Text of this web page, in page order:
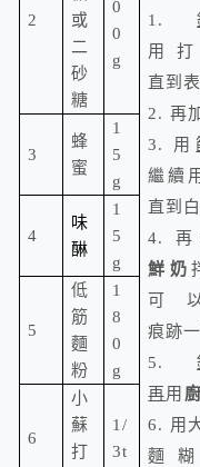
1.
用
直到
2. 再
3. 用
繼續
直到
4.
鮮奶
可
痕跡
5.
再用
6. 用
麵
2
或
二
砂
糖
0
0
g
3
蜂
蜜
1
5
g
4
味
醂
1
5
g
5
低
筋
麵
粉
1
8
0
g
6
小
蘇
打
1/
3t